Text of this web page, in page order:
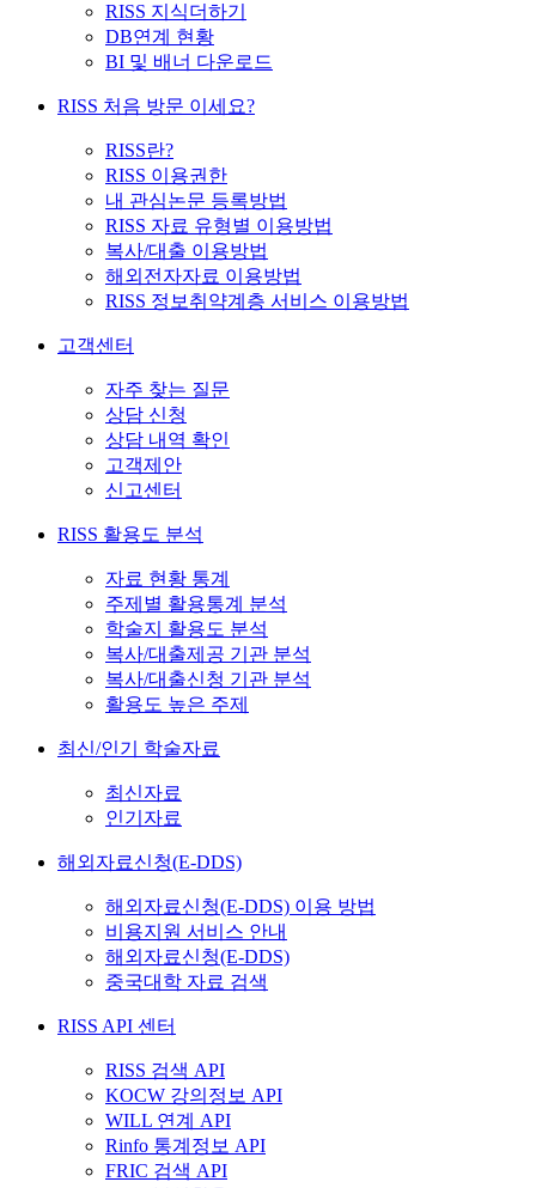
RISS 지식더하기
DB연계 현황
BI 및 배너 다운로드
RISS 처음 방문 이세요?
RISS란?
RISS 이용권한
내 관심논문 등록방법
RISS 자료 유형별 이용방법
복사/대출 이용방법
해외전자자료 이용방법
RISS 정보취약계층 서비스 이용방법
고객센터
자주 찾는 질문
상담 신청
상담 내역 확인
고객제안
신고센터
RISS 활용도 분석
자료 현황 통계
주제별 활용통계 분석
학술지 활용도 분석
복사/대출제공 기관 분석
복사/대출신청 기관 분석
활용도 높은 주제
최신/인기 학술자료
최신자료
인기자료
해외자료신청(E-DDS)
해외자료신청(E-DDS) 이용 방법
비용지원 서비스 안내
해외자료신청(E-DDS)
중국대학 자료 검색
RISS API 센터
RISS 검색 API
KOCW 강의정보 API
WILL 연계 API
Rinfo 통계정보 API
FRIC 검색 API